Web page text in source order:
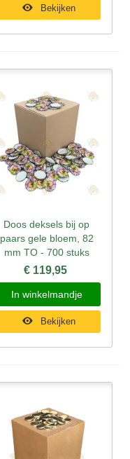
Bekijken
Doos deksels bij op
paars gele bloem, 82
mm TO - 700 stuks
€ 119,95
In winkelmandje
Bekijken